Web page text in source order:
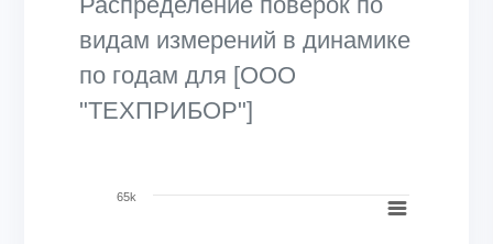
видам измерений в динамике
по годам для [ООО
"ТЕХПРИБОР"]
Chart65k